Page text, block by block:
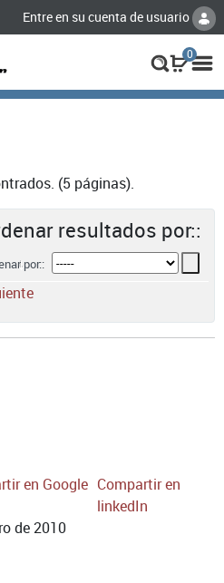
Entre en su cuenta de usuario
0
(5 páginas).
resultados por::
por::
en Google Compartir en
linkedIn
de 2010